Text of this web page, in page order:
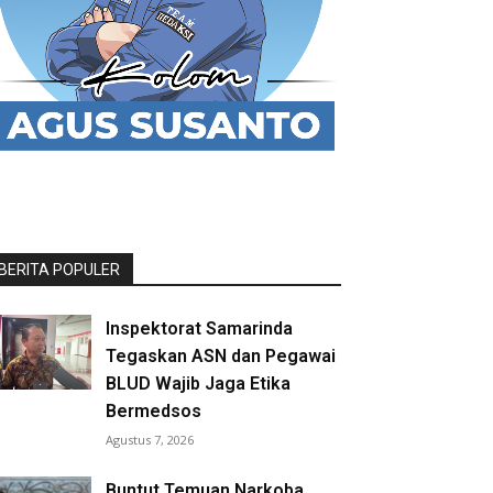
POPULER
Inspektorat Samarinda
Tegaskan ASN dan Pegawai
BLUD Wajib Jaga Etika
Bermedsos
Agustus 7, 2026